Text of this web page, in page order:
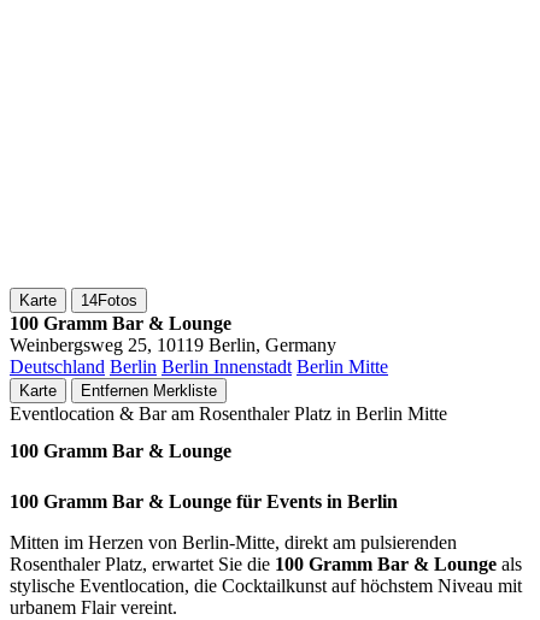
Karte 14Fotos
100 Gramm Bar & Lounge
Weinbergsweg 25, 10119 Berlin, Germany
Deutschland Berlin Berlin Innenstadt Berlin Mitte
Karte Entfernen Merkliste
Eventlocation & Bar am Rosenthaler Platz in Berlin Mitte
100 Gramm Bar & Lounge
100 Gramm Bar & Lounge für Events in Berlin
Mitten im Herzen von Berlin-Mitte, direkt am pulsierenden
Rosenthaler Platz, erwartet Sie die 100 Gramm Bar & Lounge als
stylische Eventlocation, die Cocktailkunst auf höchstem Niveau mit
urbanem Flair vereint.